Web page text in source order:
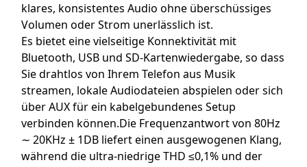
klares, konsistentes Audio ohne überschüssiges
Volumen oder Strom unerlässlich ist.
Es bietet eine vielseitige Konnektivität mit
Bluetooth, USB und SD-Kartenwiedergabe, so dass
Sie drahtlos von Ihrem Telefon aus Musik
streamen, lokale Audiodateien abspielen oder sich
über AUX für ein kabelgebundenes Setup
verbinden können.Die Frequenzantwort von 80Hz
∼ 20KHz ± 1DB liefert einen ausgewogenen Klang,
während die ultra-niedrige THD ≤0,1% und der